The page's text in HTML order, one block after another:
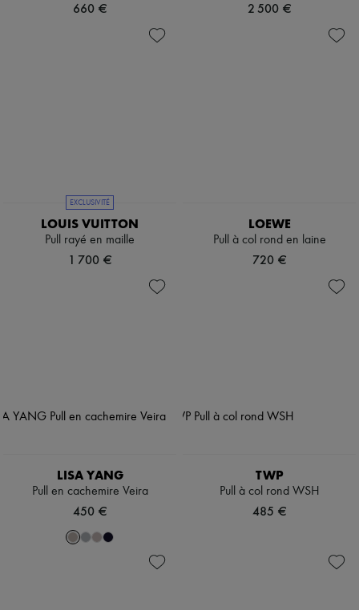
660 € 2 500 €
EXCLUSIVITÉ
LOUIS VUITTON
Pull rayé en maille
1 700 €
LOEWE
Pull à col rond en laine
720 €
LISA YANG
Pull en cachemire Veira
450 €
TWP
Pull à col rond WSH
485 €